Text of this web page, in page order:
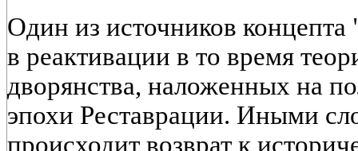
Один из источников концепта
в реактивации в то время
дворянства, наложенных на
эпохи Реставрации. Иными
происходит возврат к